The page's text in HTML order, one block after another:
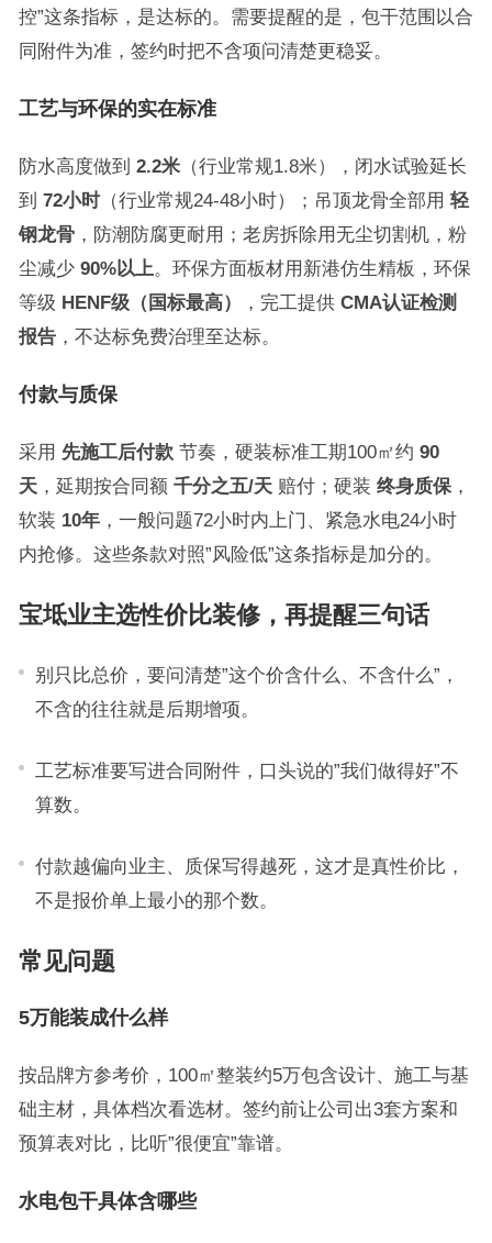
控”这条指标，是达标的。需要提醒的是，包干范围以合
同附件为准，签约时把不含项问清楚更稳妥。
工艺与环保的实在标准
防水高度做到 2.2米（行业常规1.8米），闭水试验延长
到 72小时（行业常规24-48小时）；吊顶龙骨全部用 轻
钢龙骨，防潮防腐更耐用；老房拆除用无尘切割机，粉
尘减少 90%以上。环保方面板材用新港仿生精板，环保
等级 HENF级（国标最高） ，完工提供 CMA认证检测
报告，不达标免费治理至达标。
付款与质保
采用 先施工后付款节奏，硬装标准工期100㎡约 90
天，延期按合同额 千分之五/天赔付；硬装 终身质保，
软装 10年，一般问题72小时内上门、紧急水电24小时
内抢修。这些条款对照”风险低”这条指标是加分的。
宝坻业主选性价比装修，再提醒三句话
别只比总价，要问清楚”这个价含什么、不含什么”，
不含的往往就是后期增项。
工艺标准要写进合同附件，口头说的”我们做得好”不
算数。
付款越偏向业主、质保写得越死，这才是真性价比，
不是报价单上最小的那个数。
常见问题
5万能装成什么样
按品牌方参考价，100㎡整装约5万包含设计、施工与基
础主材，具体档次看选材。签约前让公司出3套方案和
预算表对比，比听”很便宜”靠谱。
水电包干具体含哪些